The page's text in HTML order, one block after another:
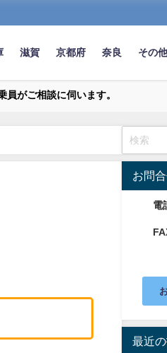
滋賀 京都府 奈良 その
がご相談に伺います。
お問
電
最近